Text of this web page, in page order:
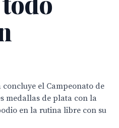
el Campeonato de
medallas de plata con la
en la rutina libre con su